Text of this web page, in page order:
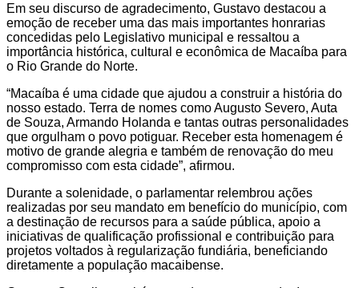
Em seu discurso de agradecimento, Gustavo destacou a
emoção de receber uma das mais importantes honrarias
concedidas pelo Legislativo municipal e ressaltou a
importância histórica, cultural e econômica de Macaíba para
o Rio Grande do Norte.
“Macaíba é uma cidade que ajudou a construir a história do
nosso estado. Terra de nomes como Augusto Severo, Auta
de Souza, Armando Holanda e tantas outras personalidades
que orgulham o povo potiguar. Receber esta homenagem é
motivo de grande alegria e também de renovação do meu
compromisso com esta cidade”, afirmou.
Durante a solenidade, o parlamentar relembrou ações
realizadas por seu mandato em benefício do município, com
a destinação de recursos para a saúde pública, apoio a
iniciativas de qualificação profissional e contribuição para
projetos voltados à regularização fundiária, beneficiando
diretamente a população macaibense.